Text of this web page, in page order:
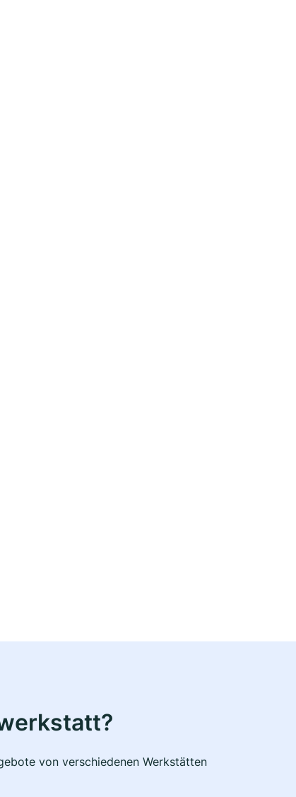
von verschiedenen Werkstätten